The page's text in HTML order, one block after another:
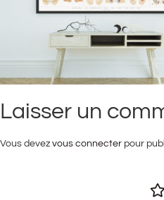
Laisser un
Vous devez vous connecter pour